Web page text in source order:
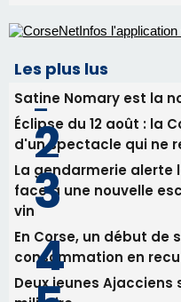
face à une nouvelle
En Corse, un début de
consommation en
Deux jeunes Ajacciens
militaire
Newsletter
Inscrivez-vous à la
email les infos les plus
nos meilleurs articles